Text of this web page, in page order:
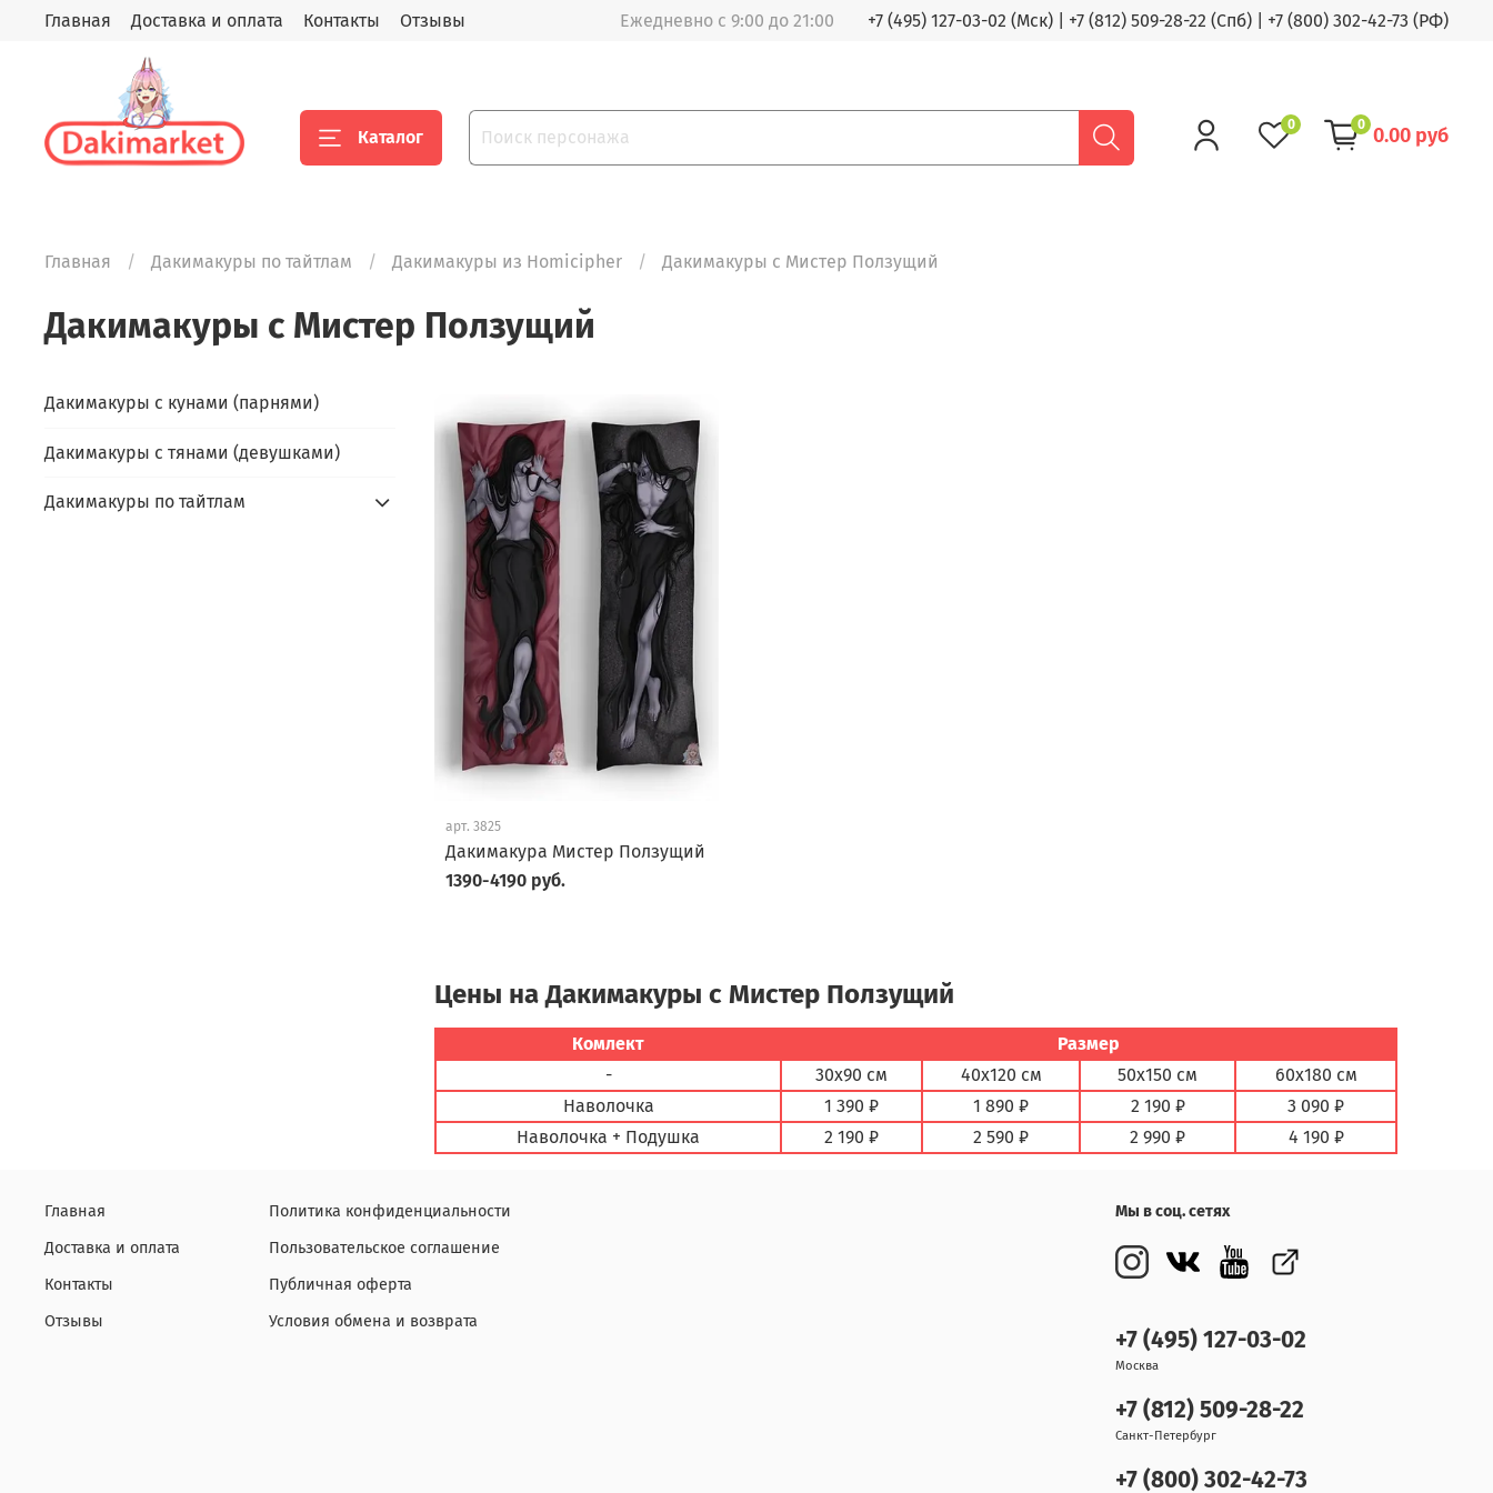
Главная Доставка и оплата Контакты Отзывы Ежедневно с 9:00 до 21:00 +7 (495) 127-03-02 (Мск) +7 (812) 509-28-22 (Спб) +7 (800) 302-42-73 (РФ)
Каталог
0 0 0.00 руб
Главная Дакимакуры по тайтлам Дакимакуры из Homicipher Дакимакуры с Мистер Ползущий
Дакимакуры с Мистер Ползущий
арт.3825
Дакимакура Мистер Ползущий
1390-4190 руб.
Цены на Дакимакуры с Мистер Ползущий
Комлект
Размер
-
30х90 см 40х120 см 50х150 см
60х180 см
Наволочка
1 390 ₽ 1 890 ₽ 2 190 ₽
3 090 ₽
Наволочка + Подушка
2 190 ₽ 2 590 ₽ 2 990 ₽ 4 190 ₽
Дакимакуры с кунами (парнями)
Дакимакуры с тянами (девушками)
Дакимакуры по тайтлам
Главная
Доставка и оплата
Контакты
Отзывы
Политика конфиденциальности
Пользовательское соглашение
Публичная оферта
Условия обмена и возврата
Мы в соц. сетях
+7 (495) 127-03-02
Москва
+7 (812) 509-28-22
Санкт-Петербург
+7 (800) 302-42-73